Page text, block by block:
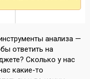
анализа —
ответить на
Сколько у нас
какие-то